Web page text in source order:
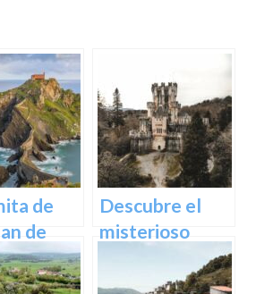
de
de
Ruta y
Descubre el
misterioso
Castillo de